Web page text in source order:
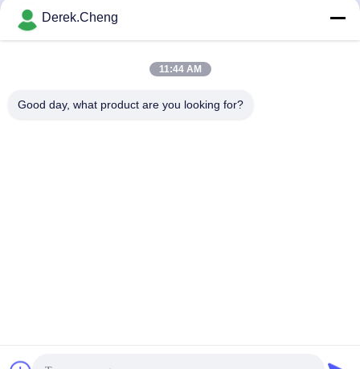
ringen
Rubbertoetsenborden Leverancier. Copyright © 2021-2026
Derek.Cheng
11:44 AM
Good day, what product are you looking for?